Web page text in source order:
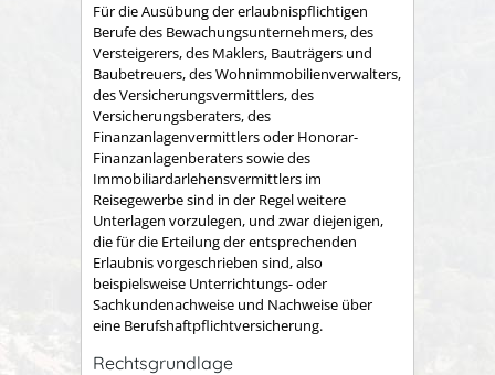
Für die Ausübung der erlaubnispflichtigen
Berufe des Bewachungsunternehmers, des
Versteigerers, des Maklers, Bauträgers und
Baubetreuers, des Wohnimmobilienverwalters,
des Versicherungsvermittlers, des
Versicherungsberaters, des
Finanzanlagenvermittlers oder Honorar-
Finanzanlagenberaters sowie des
Immobiliardarlehensvermittlers im
Reisegewerbe sind in der Regel weitere
Unterlagen vorzulegen, und zwar diejenigen,
die für die Erteilung der entsprechenden
Erlaubnis vorgeschrieben sind, also
beispielsweise Unterrichtungs- oder
Sachkundenachweise und Nachweise über
eine Berufshaftpflichtversicherung.
Rechtsgrundlage